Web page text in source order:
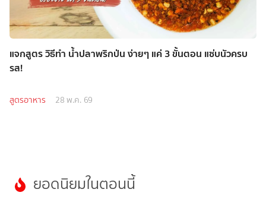
แจกสูตร วิธีทำ น้ำปลาพริกป่น ง่ายๆ แค่ 3 ขั้นตอน แซ่บนัวครบ
รส!
สูตรอาหาร 28 พ.ค. 69
ยอดนิยมในตอนนี้